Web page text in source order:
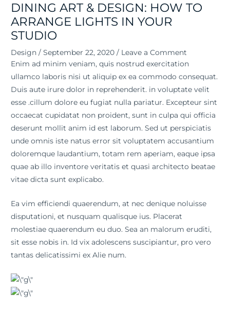
DINING ART & DESIGN: HOW TO
ARRANGE LIGHTS IN YOUR
STUDIO
Design /September 22, 2020/ Leave a Comment
Enim ad minim veniam, quis nostrud exercitation
ullamco laboris nisi ut aliquip ex ea commodo consequat.
Duis aute irure dolor in reprehenderit. in voluptate velit
esse .cillum dolore eu fugiat nulla pariatur. Excepteur sint
occaecat cupidatat non proident, sunt in culpa qui officia
deserunt mollit anim id est laborum. Sed ut perspiciatis
unde omnis iste natus error sit voluptatem accusantium
doloremque laudantium, totam rem aperiam, eaque ipsa
quae ab illo inventore veritatis et quasi architecto beatae
vitae dicta sunt explicabo.
Ea vim efficiendi quaerendum, at nec denique noluisse
disputationi, et nusquam qualisque ius. Placerat
molestiae quaerendum eu duo. Sea an malorum eruditi,
sit esse nobis in. Id vix adolescens suscipiantur, pro vero
tantas delicatissimi ex Alie num.